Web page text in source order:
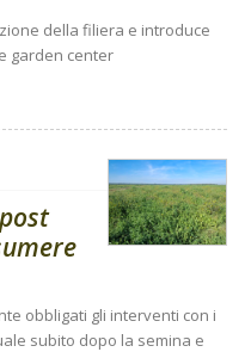
della filiera e introduce
garden center
obbligati gli interventi con i
subito dopo la semina e